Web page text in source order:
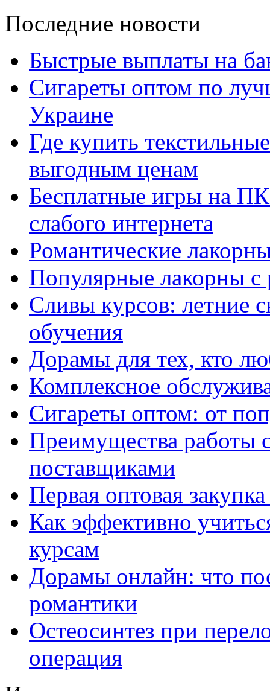
Последние новости
Быстрые выплаты на
Сигареты оптом по
Украине
Где купить
выгодным ценам
Бесплатные игры на
слабого интернета
Романтические
Популярные лакорны с
Сливы курсов: летние
обучения
Дорамы для тех, кто
Комплексное
Сигареты оптом: от
Преимущества работы
поставщиками
Первая оптовая
Как эффективно
курсам
Дорамы онлайн: что
романтики
Остеосинтез при
операция